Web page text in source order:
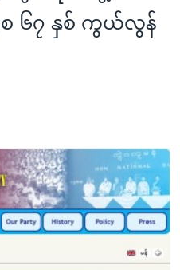
ား
ာ့စ ၆၇ နှစ် ကွယ်လွန်